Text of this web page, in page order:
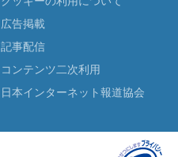
広告掲載
記事配信
コンテンツ二次利用
日本インターネット報道協会